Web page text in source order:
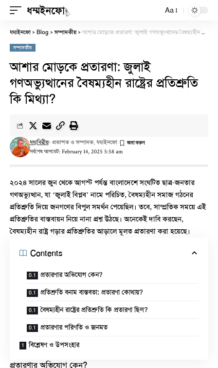
Aa
ধম্মইনফো> Blog >সম্পাদকীয়>আশার মোড়কে প্রতারণা: জুলাই গণঅভ্যুত্থানের বৈষম্যহীন রাষ্ট্রের প্রতিশ্রুতি কি মিথ্যা?
সম্পাদকীয়
আশার মোড়কে প্রতারণা: জুলাই
গণঅভ্যুত্থানের বৈষম্যহীন রাষ্ট্রের প্রতিশ্রুতি
কি মিথ্যা?
সর্বশেষ আপডেট: February 14, 2025 5:58 am
ধম্মবিরীয়- প্রকাশক ও সম্পাদক, ধম্মইনফো
২০২৪ সালের জুন থেকে আগস্ট পর্যন্ত বাংলাদেশে সংঘটিত ছাত্র-জনতার
গণঅভ্যুত্থান, যা ‘জুলাই বিপ্লব’ নামে পরিচিত, বৈষম্যহীন সমাজ গঠনের
প্রতিশ্রুতি দিয়ে জনগণের বিপুল সমর্থন পেয়েছিল। তবে, সাম্প্রতিক সময়ে এই
প্রতিশ্রুতির বাস্তবায়ন নিয়ে নানা প্রশ্ন উঠছে। অনেকেই দাবি করছেন,
বৈষম্যহীন রাষ্ট্র গড়ার প্রতিশ্রুতির আড়ালে মূলত প্রতারণা করা হয়েছে।
Contents
প্রতারণার অভিযোগ কেন?
প্রতিশ্রুতি বনাম বাস্তবতা: প্রতারণা কোথায়?
বৈষম্যহীন রাষ্ট্রের প্রতিশ্রুতি কি প্রতারণা ছিল?
প্রতারণার পরিণতি ও জনমত
বিশ্লেষণ ও উপসংহার
প্রতারণার অভিযোগ কেন?